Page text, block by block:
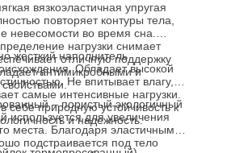
вязкоэластичная упругая
повторяет контуры тела,
невесомости во время сна.
нагрузки снимает
отличную поддержку
антимикробными и
жесткий наполнитель
Обладает высокой
Не впитывает влагу,
самые интенсивные нагрузки.
себе природную устойчивость к
и надежность.
используется для увеличения
места. Благодаря эластичным
подстраивается под тело